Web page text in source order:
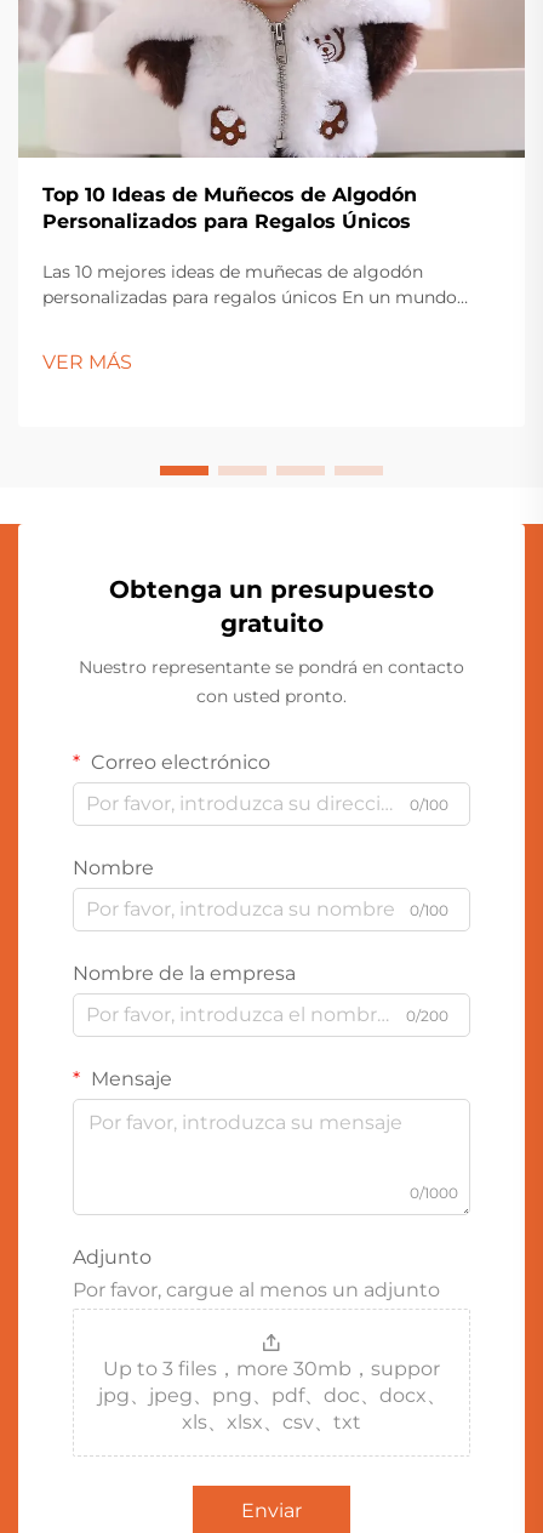
Top 10 Ideas de Muñecos de Algodón
Personalizados para Regalos Únicos
Las 10 mejores ideas de muñecas de algodón
personalizadas para regalos únicos En un mundo
regalo que sea realmente especial puede ser un reto.
Aquí es donde...
VER MÁS
Obtenga un presupuesto
gratuito
Nuestro representante se pondrá en contacto
con usted pronto.
Correo electrónico
0/100
Nombre
0/100
Nombre de la empresa
0/200
Mensaje
0/1000
Adjunto
Por favor, cargue al menos un adjunto
Up to 3 files，more 30mb，suppor
jpg、jpeg、png、pdf、doc、docx、
xls、xlsx、csv、txt
Enviar